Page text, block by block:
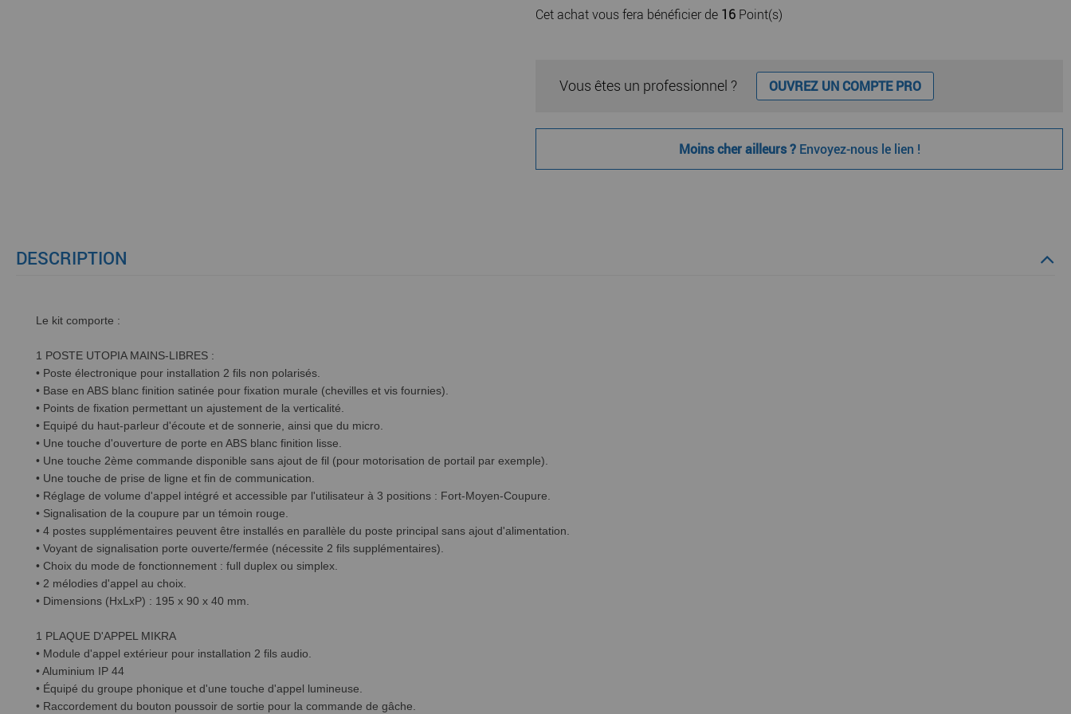
Cet achat vous fera bénéficier de 16 Point(s)
Vous êtes un professionnel ? OUVREZ UN COMPTE PRO
Moins cher ailleurs ? Envoyez-nous le lien !
DESCRIPTION
Le kit comporte :
1 POSTE UTOPIA MAINS-LIBRES :
• Poste électronique pour installation 2 fils non polarisés.
• Base en ABS blanc finition satinée pour fixation murale (chevilles et vis fournies).
• Points de fixation permettant un ajustement de la verticalité.
• Equipé du haut-parleur d'écoute et de sonnerie, ainsi que du micro.
• Une touche d'ouverture de porte en ABS blanc finition lisse.
• Une touche 2ème commande disponible sans ajout de fil (pour motorisation de portail par exemple).
• Une touche de prise de ligne et fin de communication.
• Réglage de volume d'appel intégré et accessible par l'utilisateur à 3 positions : Fort-Moyen-Coupure.
• Signalisation de la coupure par un témoin rouge.
• 4 postes supplémentaires peuvent être installés en parallèle du poste principal sans ajout d'alimentation.
• Voyant de signalisation porte ouverte/fermée (nécessite 2 fils supplémentaires).
• Choix du mode de fonctionnement : full duplex ou simplex.
• 2 mélodies d'appel au choix.
• Dimensions (HxLxP) : 195 x 90 x 40 mm.
1 PLAQUE D'APPEL MIKRA
• Module d'appel extérieur pour installation 2 fils audio.
• Aluminium IP 44
• Équipé du groupe phonique et d'une touche d'appel lumineuse.
• Raccordement du bouton poussoir de sortie pour la commande de gâche.